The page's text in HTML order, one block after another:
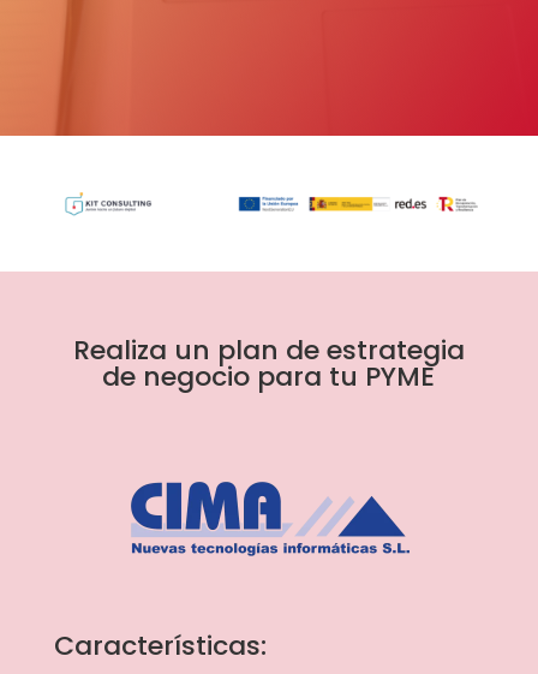
Realiza un plan de estrategia
de negocio para tu PYME
Características: